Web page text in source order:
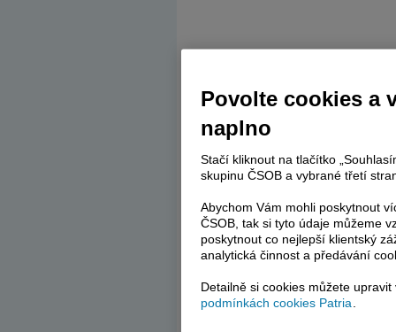
05.06.2016 6:00
Pokaždé, když mají být v EU
Studená sprcha z
Po páteční “sprše” špatných
Růst mezd v ČR zrychluje
Pozitivní trend české
Povolte cookies a
naplno
Stačí kliknout na tlačítko
skupinu ČSOB a vybrané třetí
Abychom Vám mohli poskytnout
ČSOB, tak si tyto údaje můžeme
poskytnout co nejlepší klientský
analytická činnost a předávání
Detailně si cookies můžete
podmínkách cookies Patria.